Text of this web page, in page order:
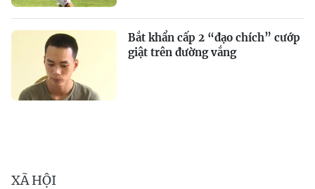
Bắt khẩn cấp 2 “đạo chích” cướp
giật trên đường vắng
XÃ HỘI